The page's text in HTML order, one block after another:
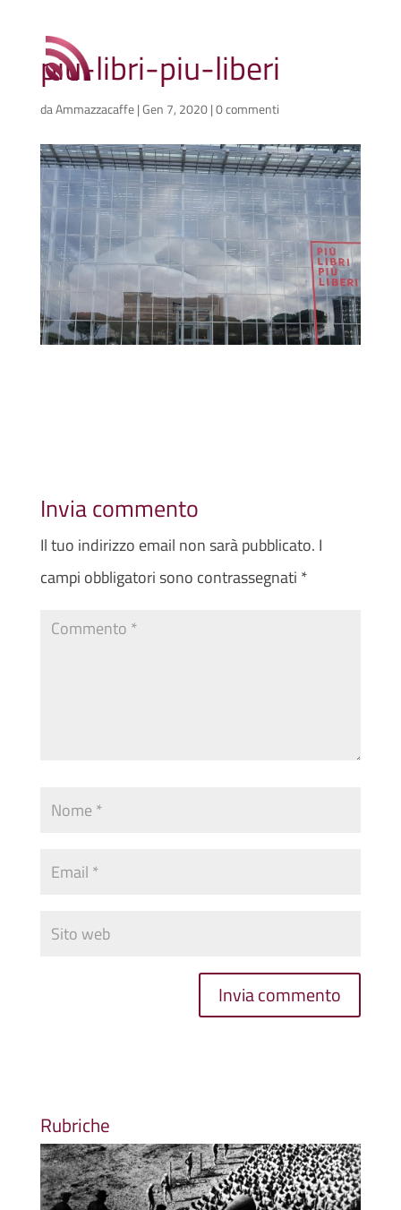
piu-libri-piu-liberi
daAmmazzacaffe|Gen 7, 2020|0 commenti
Invia commento
Il tuo indirizzo email non sarà pubblicato. I
campi obbligatori sono contrassegnati *
Rubriche